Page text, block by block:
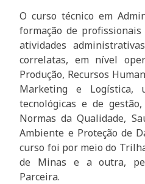
O curso técnico em
formação de
atividades
correlatas, em nível
Produção, Recursos
Marketing e Logística,
tecnológicas e de
Normas da Qualidade,
Ambiente e Proteção de
curso foi por meio do
de Minas e a outra,
Parceira.